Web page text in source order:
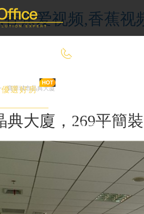
蕉爱视频,香蕉视
優選好房
共享辦公
寶華城市晶典大廈
大廈，269平簡裝